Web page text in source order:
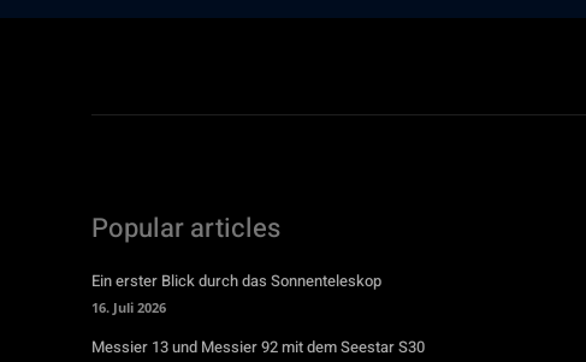
Popular articles
Ein erster Blick durch das Sonnenteleskop
16. Juli 2026
Messier 13 und Messier 92 mit dem Seestar S30